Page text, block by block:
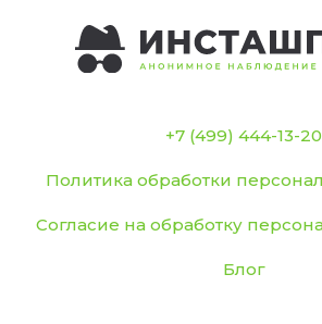
+7 (499) 444-13-20
Политика обработки
Согласие на обработку
Блог